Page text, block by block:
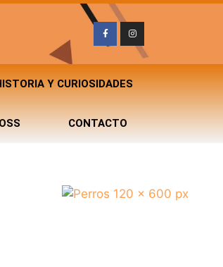
Y CURIOSIDADES
CONTACTO